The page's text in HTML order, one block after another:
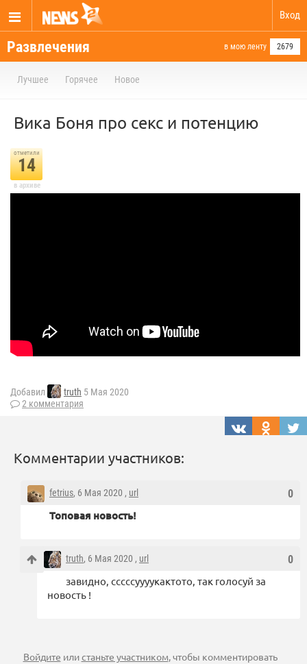
Вход
Развлечения в мою ленту 2679
Лучшее Горячее Новое
Вика Боня про секс и потенцию
отметили
14
в архиве
Добавил truth 5 Мая 2020
2 комментария
Комментарии участников:
0
fetrius, 6 Мая 2020 , url
Топовая новость!
0
truth, 6 Мая 2020 , url
завидно, сссссуууукактото, так голосуй за
новость !
Войдите илистаньте участником, чтобы комментировать